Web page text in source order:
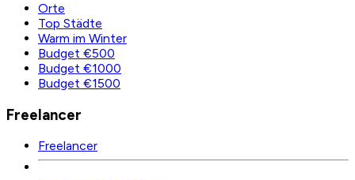
Orte
Top Städte
Warm im Winter
Budget €500
Budget €1000
Budget €1500
Freelancer
Freelancer